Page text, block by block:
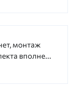
монтаж
вполне...